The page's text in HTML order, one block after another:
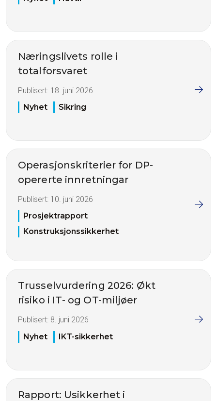
Næringslivets rolle i
totalforsvaret
Publisert: 18. juni 2026
Nyhet
Sikring
Operasjonskriterier for DP-
opererte innretningar
Publisert: 10. juni 2026
Prosjektrapport
Konstruksjonssikkerhet
Trusselvurdering 2026: Økt
risiko i IT- og OT-miljøer
Publisert: 8. juni 2026
Nyhet
IKT-sikkerhet
Rapport: Usikkerhet i